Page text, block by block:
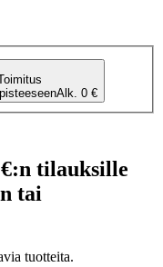
Alk. 0 €
tilauksille
tai
tuotteita.